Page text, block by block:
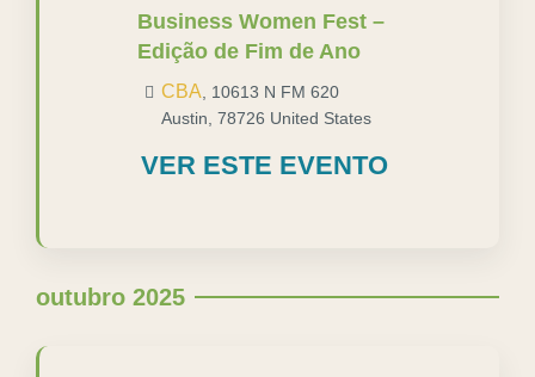
Business Women Fest –
Edição de Fim de Ano
CBA
10613 N FM 620
Austin 78726 United States
VER ESTE EVENTO
outubro 2025